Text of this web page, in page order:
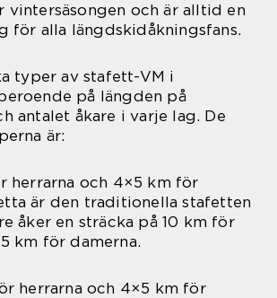
vintersäsongen och är alltid en
för alla längdskidåkningsfans.
typer av stafett-VM i
på längden på
antalet åkare i varje lag. De
är:
herrarna och 4×5 km för
är den traditionella stafetten
åker en sträcka på 10 km för
km för damerna.
herrarna och 4×5 km för